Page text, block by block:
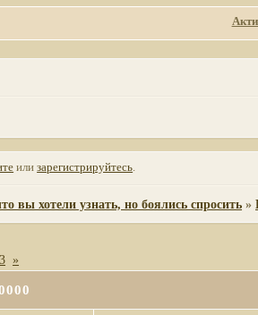
илизарегистрируйтесь.
вы хотели узнать, но боялись спросить »
»